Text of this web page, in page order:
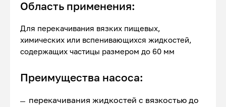
Область применения:
Для перекачивания вязких пищевых,
химических или вспенивающихся жидкостей,
содержащих частицы размером до 60 мм
Преимущества насоса:
перекачивания жидкостей с вязкостью до